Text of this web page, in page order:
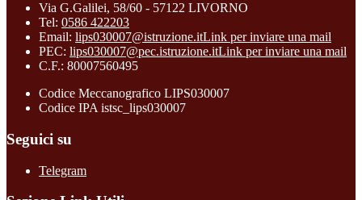
Via G.Galilei, 58/60 - 57122 LIVORNO
Tel: 0586 422203
Email: lips030007@istruzione.itLink per inviare una mail
PEC: lips030007@pec.istruzione.itLink per inviare una mail
C.F.: 80007560495
Codice Meccanografico LIPS030007
Codice IPA istsc_lips030007
Seguici su
Telegram